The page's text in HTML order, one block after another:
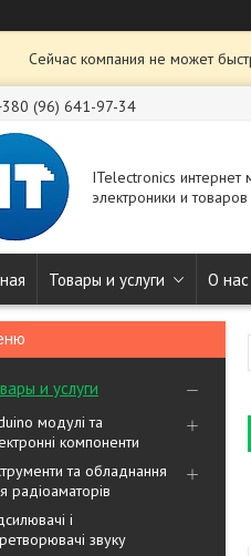
Сейчас компания не может
(96) 641-97-34
ITelectronics интернет
электроники и
Товары и услуги О нас
и услуги
модулі та
компоненти
та обладнання
радіоаматорів
і
звуку